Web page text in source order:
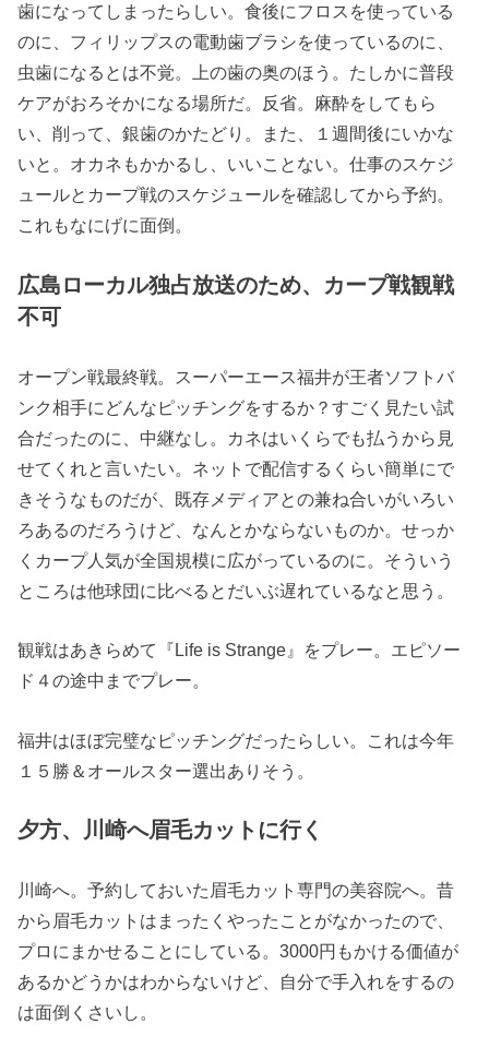
歯になってしまったらしい。食後にフロスを使っている
のに、フィリップスの電動歯ブラシを使っているのに、
虫歯になるとは不覚。上の歯の奥のほう。たしかに普段
ケアがおろそかになる場所だ。反省。麻酔をしてもら
い、削って、銀歯のかたどり。また、１週間後にいかな
いと。オカネもかかるし、いいことない。仕事のスケジ
ュールとカープ戦のスケジュールを確認してから予約。
これもなにげに面倒。
広島ローカル独占放送のため、カープ戦観戦
不可
オープン戦最終戦。スーパーエース福井が王者ソフトバ
ンク相手にどんなピッチングをするか？すごく見たい試
合だったのに、中継なし。カネはいくらでも払うから見
せてくれと言いたい。ネットで配信するくらい簡単にで
きそうなものだが、既存メディアとの兼ね合いがいろい
ろあるのだろうけど、なんとかならないものか。せっか
くカープ人気が全国規模に広がっているのに。そういう
ところは他球団に比べるとだいぶ遅れているなと思う。
観戦はあきらめて『Life is Strange』をプレー。エピソー
ド４の途中までプレー。
福井はほぼ完璧なピッチングだったらしい。これは今年
１５勝＆オールスター選出ありそう。
夕方、川崎へ眉毛カットに行く
川崎へ。予約しておいた眉毛カット専門の美容院へ。昔
から眉毛カットはまったくやったことがなかったので、
プロにまかせることにしている。3000円もかける価値が
あるかどうかはわからないけど、自分で手入れをするの
は面倒くさいし。